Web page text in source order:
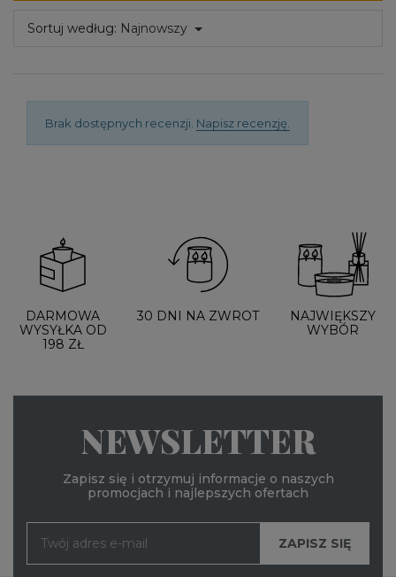
Sortuj według: Najnowszy
Brak dostępnych recenzji. Napisz recenzję.
DARMOWA
WYSYŁKA OD
198 ZŁ
30 DNI NA ZWROT
NAJWIĘKSZY
WYBÓR
NEWSLETTER
Zapisz się i otrzymuj informacje o naszych
promocjach i najlepszych ofertach